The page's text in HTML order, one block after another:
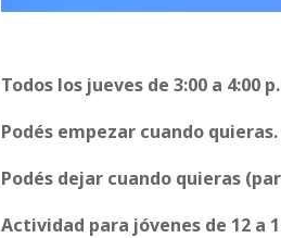
Todos los jueves de 3:00 a 4:00
Podés empezar cuando quieras.
Podés dejar cuando quieras
Actividad para jóvenes de 12 a